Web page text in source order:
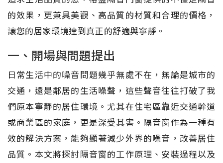
的效果，更兼具美觀、高品質的材質和合理的價格，
讓您的居家環境達到真正的舒適與寧靜。
一、開場與問題提出
日常生活中的噪音問題幾乎無處不在，無論是城市的
交通，還是鄰居的生活噪聲，這些聲音往往打破了我
們原本寧靜的居住環境。尤其在住宅區靠近交通幹道
或商業區的家庭，更是深受其害。隔音窗作為一種有
效的解決方案，能夠顯著減少外界的噪音，改善居住
品質。本文將探討隔音窗的工作原理、安裝過程以及